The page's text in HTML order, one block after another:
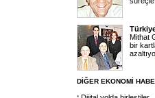
Mithat
bir
DİĞER EKONOMİ